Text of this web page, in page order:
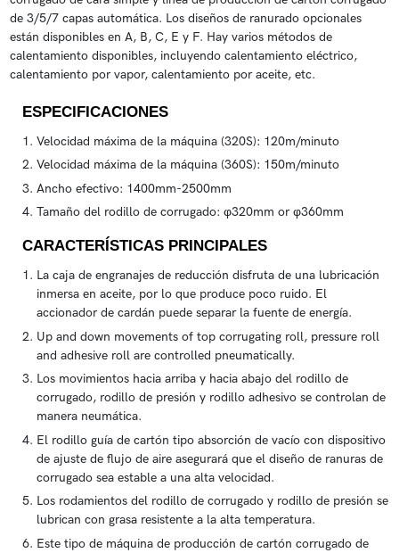
de 3/5/7 capas automática. Los diseños de ranurado opcionales
están disponibles en A, B, C, E y F. Hay varios métodos de
calentamiento disponibles, incluyendo calentamiento eléctrico,
calentamiento por vapor, calentamiento por aceite, etc.
ESPECIFICACIONES
Velocidad máxima de la máquina (320S): 120m/minuto
Velocidad máxima de la máquina (360S): 150m/minuto
Ancho efectivo: 1400mm-2500mm
Tamaño del rodillo de corrugado: φ320mm or φ360mm
CARACTERÍSTICAS PRINCIPALES
La caja de engranajes de reducción disfruta de una lubricación
inmersa en aceite, por lo que produce poco ruido. El
accionador de cardán puede separar la fuente de energía.
Up and down movements of top corrugating roll, pressure roll
and adhesive roll are controlled pneumatically.
Los movimientos hacia arriba y hacia abajo del rodillo de
corrugado, rodillo de presión y rodillo adhesivo se controlan de
manera neumática.
El rodillo guía de cartón tipo absorción de vacío con dispositivo
de ajuste de flujo de aire asegurará que el diseño de ranuras de
corrugado sea estable a una alta velocidad.
Los rodamientos del rodillo de corrugado y rodillo de presión se
lubrican con grasa resistente a la alta temperatura.
Este tipo de máquina de producción de cartón corrugado de